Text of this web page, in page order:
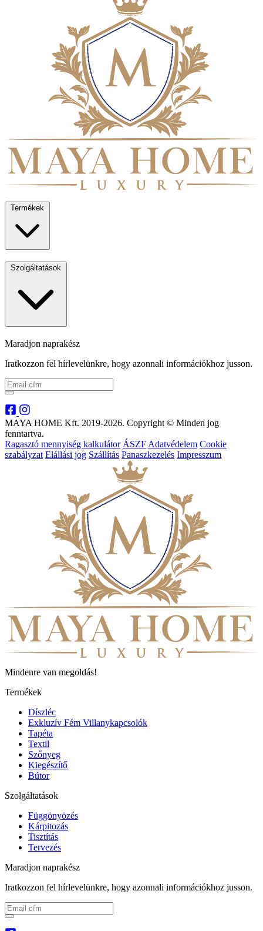
Termékek
Szolgáltatások
Maradjon naprakész
Iratkozzon fel hírlevelünkre, hogy azonnali információkhoz jusson.
MAYA HOME Kft. 2019-2026. Copyright © Minden jog
fenntartva.
Ragasztó mennyiség kalkulátor ÁSZF Adatvédelem Cookie
szabályzat Elállási jog Szállítás Panaszkezelés Impresszum
Mindenre van megoldás!
Termékek
Díszléc
Exkluzív Fém Villanykapcsolók
Tapéta
Textil
Szőnyeg
Kiegészítő
Bútor
Szolgáltatások
Függönyözés
Kárpitozás
Tisztítás
Tervezés
Maradjon naprakész
Iratkozzon fel hírlevelünkre, hogy azonnali információkhoz jusson.